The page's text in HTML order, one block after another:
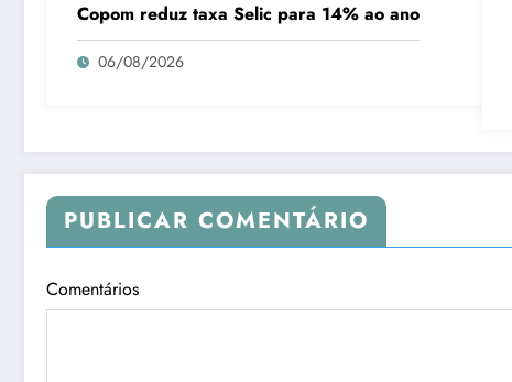
Copom reduz taxa Selic para 14% ao ano
06/08/2026
PUBLICAR COMENTÁRIO
Comentários